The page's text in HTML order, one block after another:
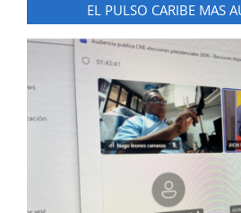
EL PULSO CARIBE MAS